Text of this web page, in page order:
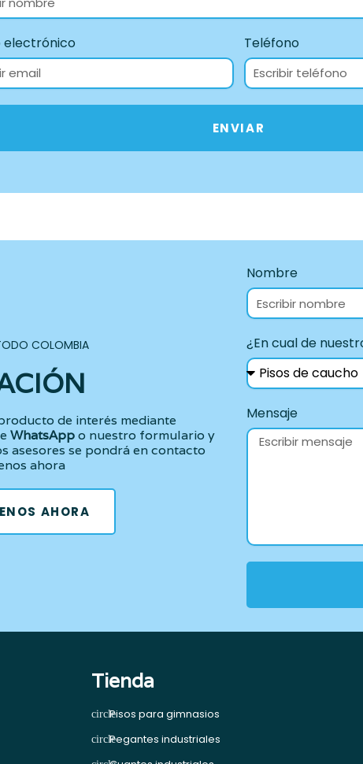
electrónico Teléfono
ENVIAR
COLOMBIA
de interés mediante
WhatsAppo nuestro formulario y
asesores se pondrá en contacto
ahora
AHORA
Nombre
¿En cual de
Mensaje
Tienda
Pisos para gimnasios
Pegantes industriales